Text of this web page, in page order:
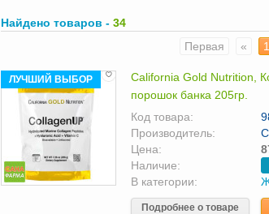
Найдено товаров - 34
Первая
« 1
ЛУЧШИЙ ВЫБОР
California Gold Nutrition,
порошок банка 205гр.
Код товара:
Производитель:
Цена:
Наличие:
В категории:
Подробнее о товаре